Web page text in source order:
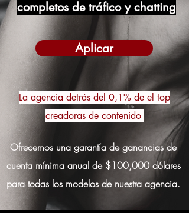
completos de tráfico y chatting
Aplicar
La agencia detrás del 0,1% de el top
creadoras de contenido
Ofrecemos una garantía de ganancias de
cuenta mínima anual de $100,000 dólares
para todas los modelos de nuestra agencia.